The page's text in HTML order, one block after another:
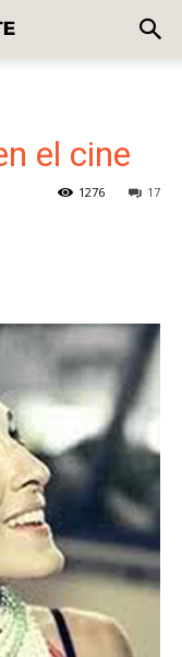
el cine
17
1276